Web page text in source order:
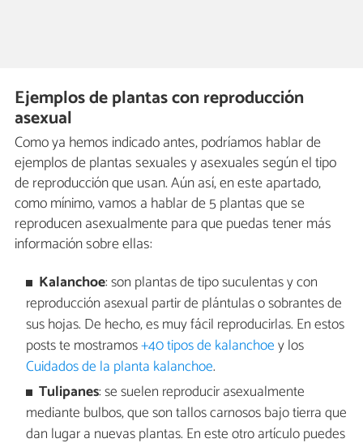
Ejemplos de plantas con reproducción
asexual
Como ya hemos indicado antes, podríamos hablar de
ejemplos de plantas sexuales y asexuales según el tipo
de reproducción que usan. Aún así, en este apartado,
como mínimo, vamos a hablar de 5 plantas que se
reproducen asexualmente para que puedas tener más
información sobre ellas:
Kalanchoe: son plantas de tipo suculentas y con
reproducción asexual partir de plántulas o sobrantes de
sus hojas. De hecho, es muy fácil reproducirlas. En estos
posts te mostramos+40 tipos de kalanchoey los
Cuidados de la planta kalanchoe.
Tulipanes: se suelen reproducir asexualmente
mediante bulbos, que son tallos carnosos bajo tierra que
dan lugar a nuevas plantas. En este otro artículo puedes